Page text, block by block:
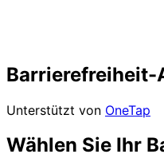
Barrierefreiheit-
Unterstützt von OneTap
Wählen Sie Ihr